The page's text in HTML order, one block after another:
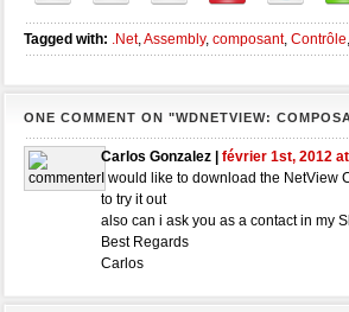
Tagged with: .Net,Assembly, composant, Contrôle,
ONE COMMENT ON "WDNETVIEW:
Carlos Gonzalez | février 1st, 2012
I would like to download the NetView
to try it out
also can i ask you as a contact in my
Best Regards
Carlos